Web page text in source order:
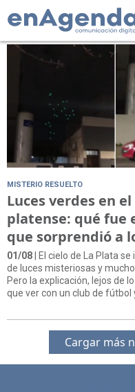
Tag: luces
MISTERIO RESUELTO
Luces verdes en
platense: qué fue
que sorprendió a
01/08 | El cielo de La Plata
de luces misteriosas y
Pero la explicación, lejos de
que ver con un club de fútbol
Cargar más